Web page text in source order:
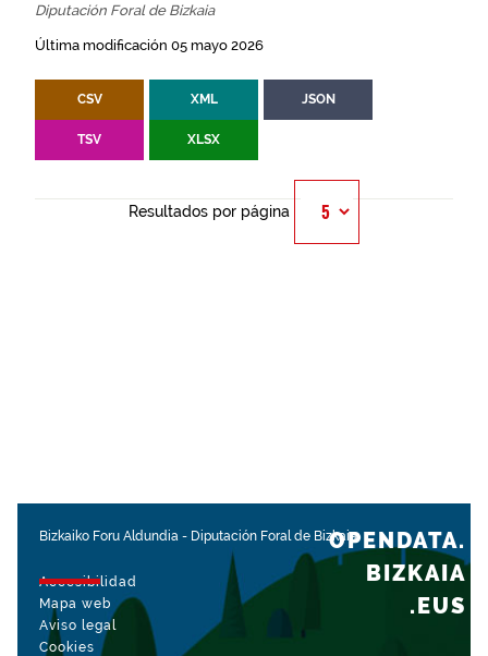
Diputación Foral de Bizkaia
Última modificación 05 mayo 2026
CSV XML JSON
TSV XLSX
Resultados por página
Bizkaiko Foru Aldundia - Diputación Foral de Bizkaia
Accesibilidad
Mapa web
Aviso legal
Cookies
OPENDATA.
BIZKAIA
.EUS